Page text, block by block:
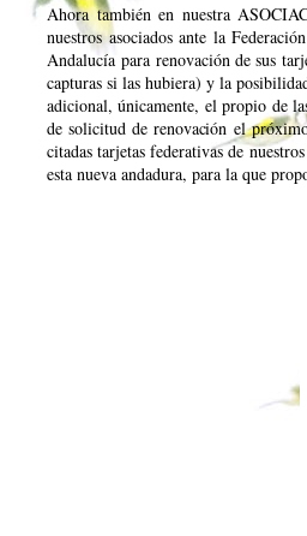
Ahora también en nuestra
nuestros asociados ante la
Andalucía para renovación de sus
capturas si las hubiera) y la
adicional, únicamente, el propio de
de solicitud de renovación el
citadas tarjetas federativas de
esta nueva andadura, para la que